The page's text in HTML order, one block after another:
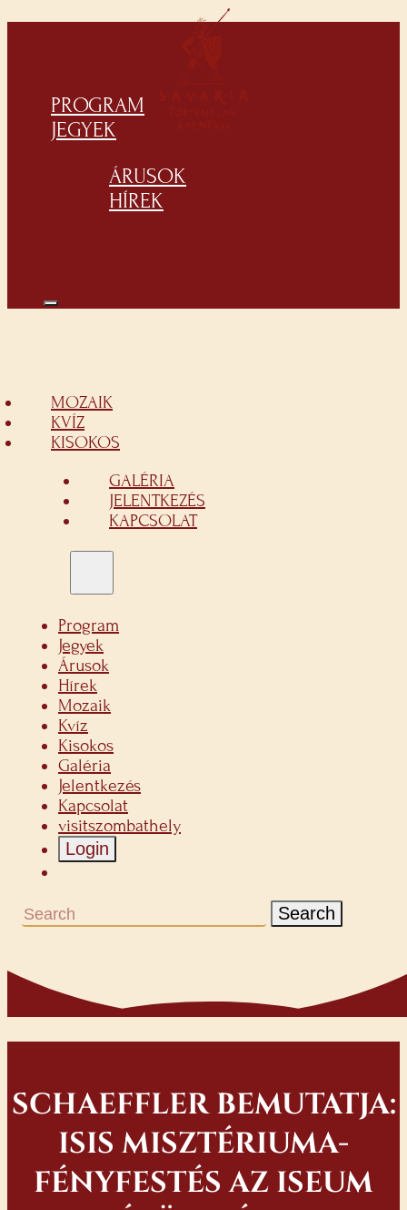
PROGRAM
JEGYEK
ÁRUSOK
HÍREK
MOZAIK
KVÍZ
KISOKOS
GALÉRIA
JELENTKEZÉS
KAPCSOLAT
Program
Jegyek
Árusok
Hírek
Mozaik
Kvíz
Kisokos
Galéria
Jelentkezés
Kapcsolat
visitszombathely
Login
Search
SCHAEFFLER BEMUTATJA:
ISIS MISZTÉRIUMA-
FÉNYFESTÉS AZ ISEUM